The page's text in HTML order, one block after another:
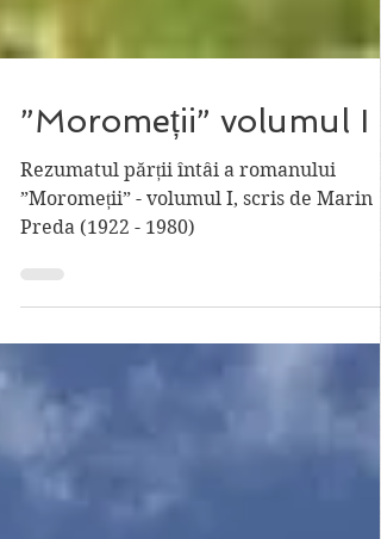
”Moromeții” volumul I
Rezumatul părții întâi a romanului
”Moromeții” - volumul I, scris de Marin
Preda (1922 - 1980)